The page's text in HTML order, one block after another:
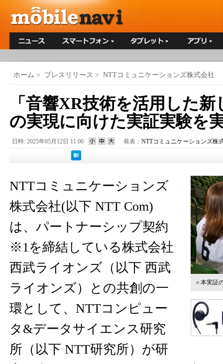
ホーム > プレスリリース > NTTコミュニケーションズ株式会社
「音響XR技術を活用した
の実現に向けた実証実験を
日時: 2025年05月12日 11:00 発表： NTTコミュニケーションズ株
＜本実証
NTTコミュニケーションズ
株式会社(以下 NTT Com)
は、パートナーシップ契約
※1を締結している株式会社
西武ライオンズ（以下 西武
ライオンズ）との共創の一
環として、NTTコンピュー
タ&データサイエンス研究
所（以下 NTT研究所）が研